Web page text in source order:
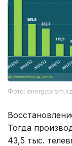
Фото: energyprom.kz
Тогда
43,5 тыс.